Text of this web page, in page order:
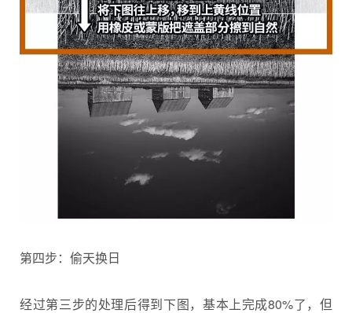
第四步：偷天换日
经过第三步的处理后得到下图，基本上完成80%了，但